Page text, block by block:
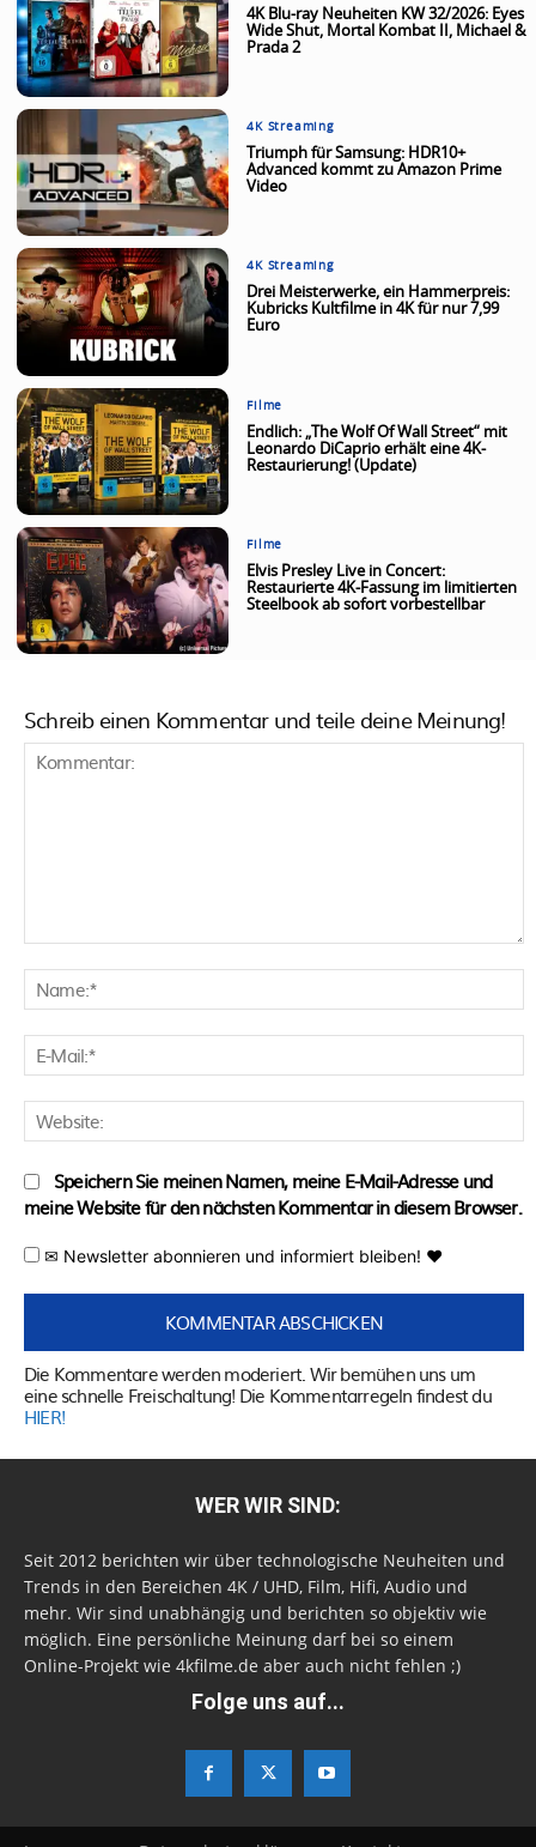
4K Blu-ray Neuheiten KW 32/2026: Eyes
Wide Shut, Mortal Kombat II, Michael &
Prada 2
4K Streaming
Triumph für Samsung: HDR10+
Advanced kommt zu Amazon Prime
Video
4K Streaming
Drei Meisterwerke, ein Hammerpreis:
Kubricks Kultfilme in 4K für nur 7,99
Euro
Filme
Endlich: „The Wolf Of Wall Street“ mit
Leonardo DiCaprio erhält eine 4K-
Restaurierung! (Update)
Filme
Elvis Presley Live in Concert:
Restaurierte 4K-Fassung im limitierten
Steelbook ab sofort vorbestellbar
Schreib einen Kommentar und teile deine Meinung!
Speichern Sie meinen Namen, meine E-Mail-Adresse und
meine Website für den nächsten Kommentar in diesem Browser.
✉ Newsletter abonnieren und informiert bleiben! ♥
Die Kommentare werden moderiert. Wir bemühen uns um
eine schnelle Freischaltung! Die Kommentarregeln findest du
HIER!
WER WIR SIND:
Seit 2012 berichten wir über technologische Neuheiten und
Trends in den Bereichen 4K / UHD, Film, Hifi, Audio und
mehr. Wir sind unabhängig und berichten so objektiv wie
möglich. Eine persönliche Meinung darf bei so einem
Online-Projekt wie 4kfilme.de aber auch nicht fehlen ;)
Folge uns auf...